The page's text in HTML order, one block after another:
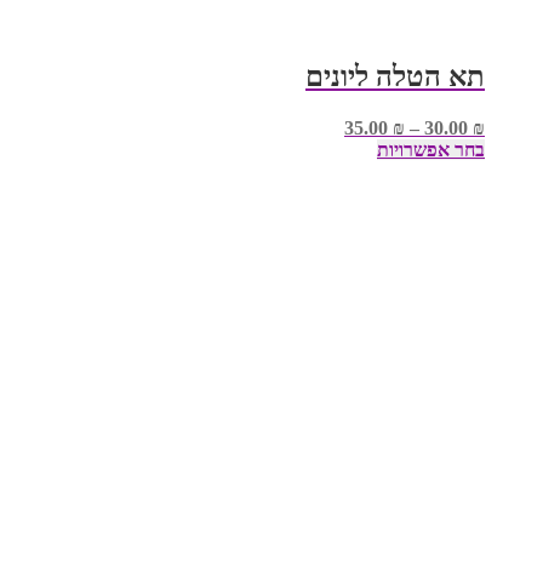
תא הטלה ליונים
₪
–
₪
בחר אפשרויות